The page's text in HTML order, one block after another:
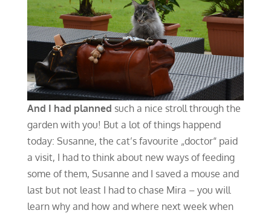
And I had planned such a nice stroll through the
garden with you! But a lot of things happend
today: Susanne, the cat’s favourite „doctor“ paid
a visit, I had to think about new ways of feeding
some of them, Susanne and I saved a mouse and
last but not least I had to chase Mira – you will
learn why and how and where next week when